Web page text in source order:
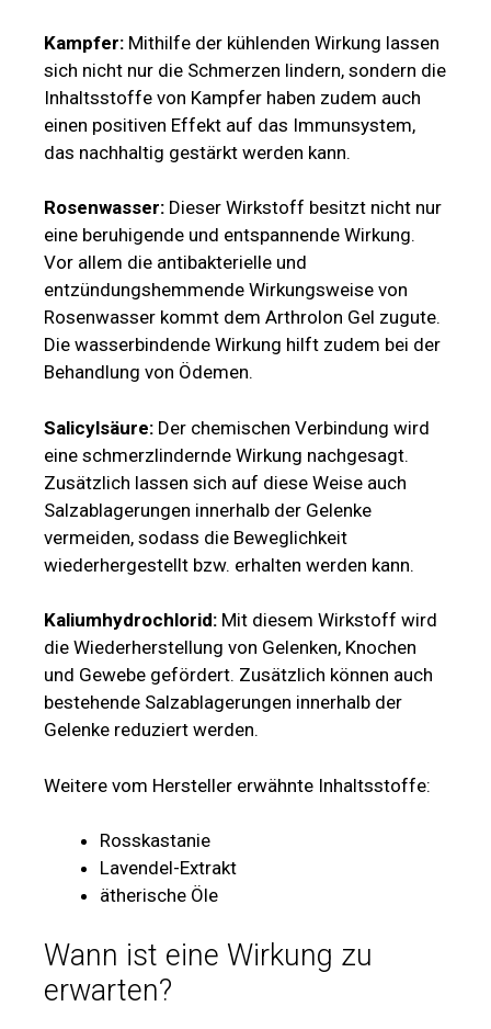
Kampfer: Mithilfe der kühlenden Wirkung lassen
sich nicht nur die Schmerzen lindern, sondern die
Inhaltsstoffe von Kampfer haben zudem auch
einen positiven Effekt auf das Immunsystem,
das nachhaltig gestärkt werden kann.
Rosenwasser: Dieser Wirkstoff besitzt nicht nur
eine beruhigende und entspannende Wirkung.
Vor allem die antibakterielle und
entzündungshemmende Wirkungsweise von
Rosenwasser kommt dem Arthrolon Gel zugute.
Die wasserbindende Wirkung hilft zudem bei der
Behandlung von Ödemen.
Salicylsäure: Der chemischen Verbindung wird
eine schmerzlindernde Wirkung nachgesagt.
Zusätzlich lassen sich auf diese Weise auch
Salzablagerungen innerhalb der Gelenke
vermeiden, sodass die Beweglichkeit
wiederhergestellt bzw. erhalten werden kann.
Kaliumhydrochlorid: Mit diesem Wirkstoff wird
die Wiederherstellung von Gelenken, Knochen
und Gewebe gefördert. Zusätzlich können auch
bestehende Salzablagerungen innerhalb der
Gelenke reduziert werden.
Weitere vom Hersteller erwähnte Inhaltsstoffe:
Rosskastanie
Lavendel-Extrakt
ätherische Öle
Wann ist eine Wirkung zu
erwarten?